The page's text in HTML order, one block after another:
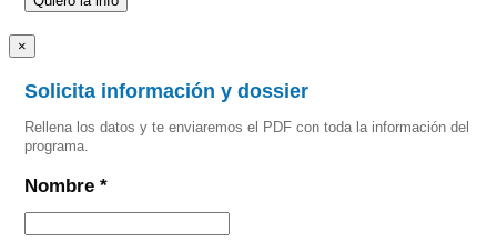
×
Solicita información y dossier
Rellena los datos y te enviaremos el PDF con toda la información del
programa.
Nombre *